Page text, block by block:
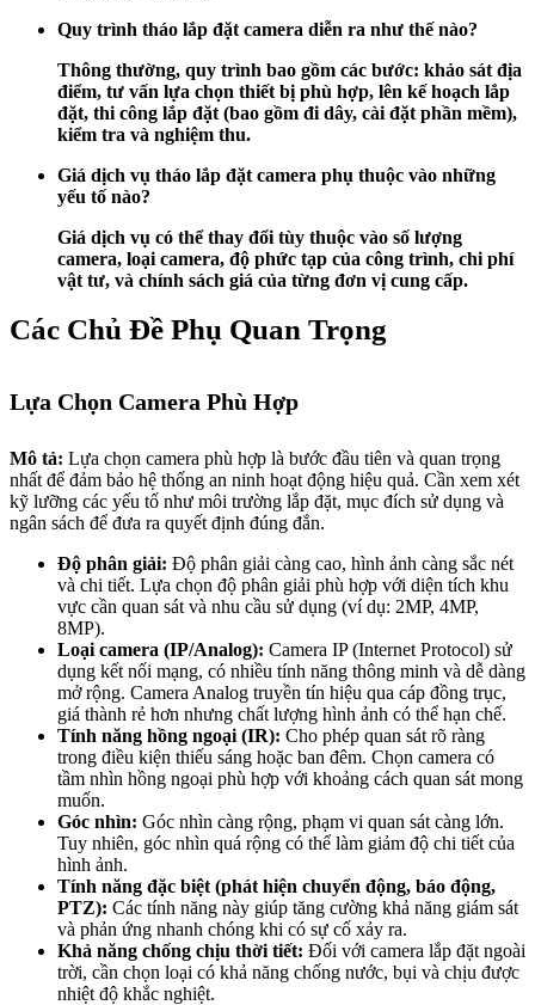
Quy trình tháo lắp đặt camera diễn ra như thế nào?
Thông thường, quy trình bao gồm các bước: khảo sát địa
điểm, tư vấn lựa chọn thiết bị phù hợp, lên kế hoạch lắp
đặt, thi công lắp đặt (bao gồm đi dây, cài đặt phần mềm),
kiểm tra và nghiệm thu.
Giá dịch vụ tháo lắp đặt camera phụ thuộc vào những
yếu tố nào?
Giá dịch vụ có thể thay đổi tùy thuộc vào số lượng
camera, loại camera, độ phức tạp của công trình, chi phí
vật tư, và chính sách giá của từng đơn vị cung cấp.
Các Chủ Đề Phụ Quan Trọng
Lựa Chọn Camera Phù Hợp
Mô tả: Lựa chọn camera phù hợp là bước đầu tiên và quan trọng
nhất để đảm bảo hệ thống an ninh hoạt động hiệu quả. Cần xem xét
kỹ lưỡng các yếu tố như môi trường lắp đặt, mục đích sử dụng và
ngân sách để đưa ra quyết định đúng đắn.
Độ phân giải: Độ phân giải càng cao, hình ảnh càng sắc nét
và chi tiết. Lựa chọn độ phân giải phù hợp với diện tích khu
vực cần quan sát và nhu cầu sử dụng (ví dụ: 2MP, 4MP,
8MP).
Loại camera (IP/Analog): Camera IP (Internet Protocol) sử
dụng kết nối mạng, có nhiều tính năng thông minh và dễ dàng
mở rộng. Camera Analog truyền tín hiệu qua cáp đồng trục,
giá thành rẻ hơn nhưng chất lượng hình ảnh có thể hạn chế.
Tính năng hồng ngoại (IR): Cho phép quan sát rõ ràng
trong điều kiện thiếu sáng hoặc ban đêm. Chọn camera có
tầm nhìn hồng ngoại phù hợp với khoảng cách quan sát mong
muốn.
Góc nhìn: Góc nhìn càng rộng, phạm vi quan sát càng lớn.
Tuy nhiên, góc nhìn quá rộng có thể làm giảm độ chi tiết của
hình ảnh.
Tính năng đặc biệt (phát hiện chuyển động, báo động,
PTZ): Các tính năng này giúp tăng cường khả năng giám sát
và phản ứng nhanh chóng khi có sự cố xảy ra.
Khả năng chống chịu thời tiết: Đối với camera lắp đặt ngoài
trời, cần chọn loại có khả năng chống nước, bụi và chịu được
nhiệt độ khắc nghiệt.